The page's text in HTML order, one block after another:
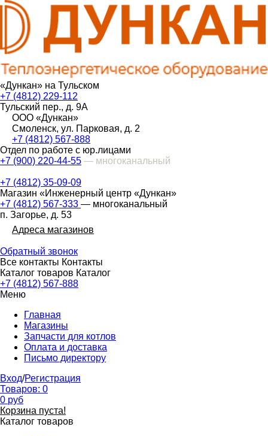
«Дункан» на Тульском
+7 (4812) 229-112
Тульский пер., д. 9А
ООО «Дункан»
Смоленск, ул. Парковая, д. 2
+7 (4812) 567-888
Отдел по работе с юр.лицами
+7 (900) 220-44-55 — многоканальный
+7 (4812) 35-09-09
Магазин «Инженерный центр «Дункан»
+7 (4812) 567-333 — многоканальный
п. Загорье, д. 53
Адреса магазинов
Обратный звонок
Все контакты Контакты
Каталог товаров Каталог
+7 (4812) 567-888
Меню
Главная
Магазины
Запчасти для котлов
Оплата и доставка
Письмо директору
Вход/Регистрация
Товаров: 0
0 руб
Корзина пуста!
Каталог товаров